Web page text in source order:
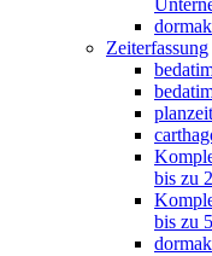
Zeiterfassung
bis zu
bis zu